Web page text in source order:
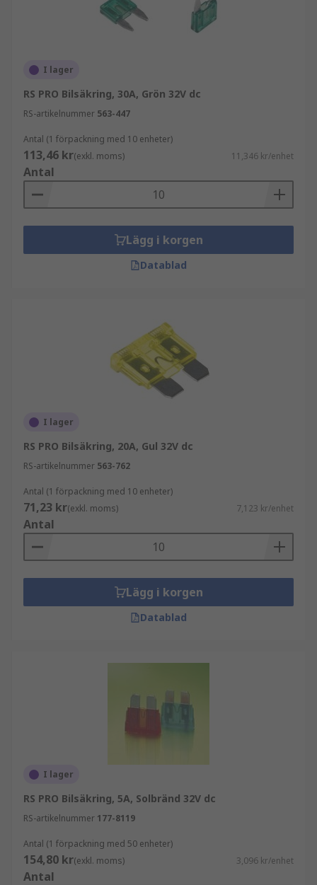
I lager
RS PRO Bilsäkring, 30A, Grön 32V dc
RS-artikelnummer 563-447
Antal (1 förpackning med 10 enheter)
113,46 kr(exkl. moms) 11,346 kr/enhet
Antal
Lägg i korgen
Datablad
I lager
RS PRO Bilsäkring, 20A, Gul 32V dc
RS-artikelnummer 563-762
Antal (1 förpackning med 10 enheter)
71,23 kr(exkl. moms) 7,123 kr/enhet
Antal
Lägg i korgen
Datablad
I lager
RS PRO Bilsäkring, 5A, Solbränd 32V dc
RS-artikelnummer 177-8119
Antal (1 förpackning med 50 enheter)
154,80 kr(exkl. moms) 3,096 kr/enhet
Antal